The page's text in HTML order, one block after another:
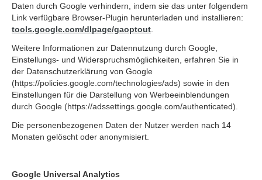
Daten durch Google verhindern, indem sie das unter folgendem
Link verfügbare Browser-Plugin herunterladen und installieren:
tools.google.com/dlpage/gaoptout.
Weitere Informationen zur Datennutzung durch Google,
Einstellungs- und Widerspruchsmöglichkeiten, erfahren Sie in
der Datenschutzerklärung von Google
(https://policies.google.com/technologies/ads) sowie in den
Einstellungen für die Darstellung von Werbeeinblendungen
durch Google (https://adssettings.google.com/authenticated).
Die personenbezogenen Daten der Nutzer werden nach 14
Monaten gelöscht oder anonymisiert.
Google Universal Analytics